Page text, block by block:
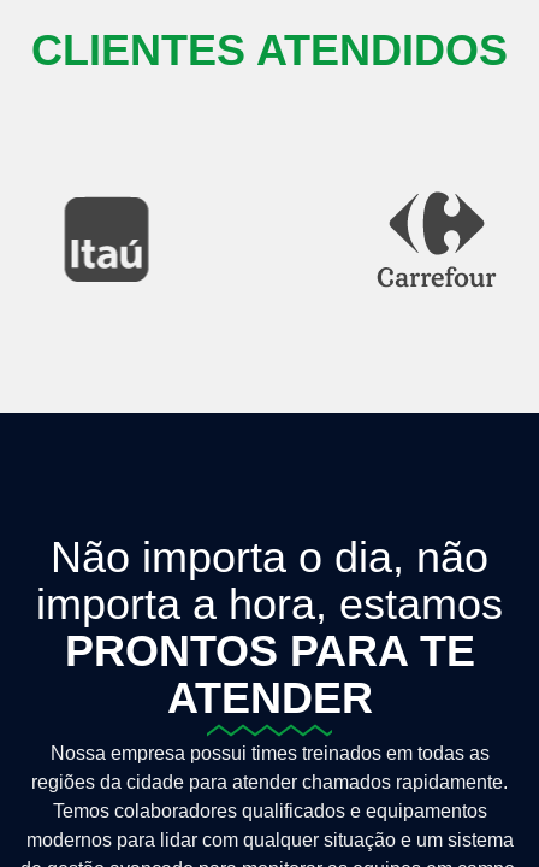
CLIENTES ATENDIDOS
Não importa o dia, não
importa a hora, estamos
PRONTOS PARA TE
ATENDER
Nossa empresa possui times treinados em todas as
regiões da cidade para atender chamados rapidamente.
Temos colaboradores qualificados e equipamentos
modernos para lidar com qualquer situação e um sistema